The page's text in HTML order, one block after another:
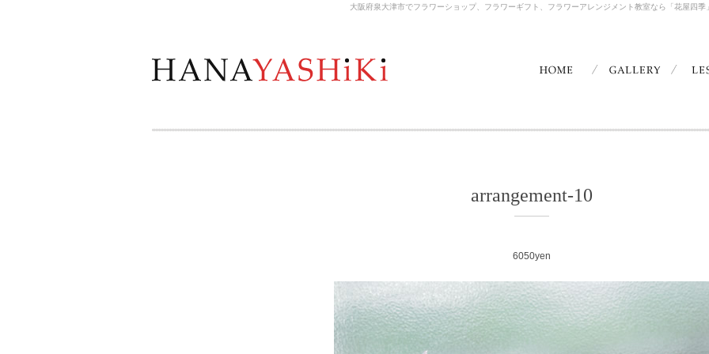
大阪府泉大津市でフラワーショップ、フラワーギフト、フラワーアレンジメント教室なら「花屋四季
arrangement-10
6050yen